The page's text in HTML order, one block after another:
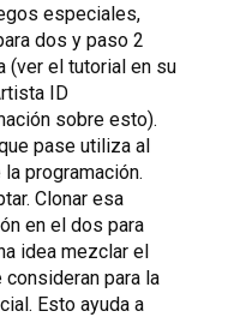
especiales,
dos y paso 2
(ver el tutorial en su
ID
sobre esto).
pase utiliza al
programación.
Clonar esa
en el dos para
idea mezclar el
para la
Esto ayuda a